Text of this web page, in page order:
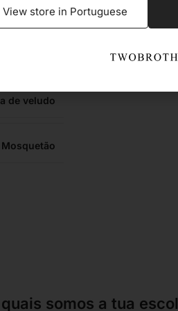
Sim
de veludo
Mosquetão
somos a tua
View store in Portuguese